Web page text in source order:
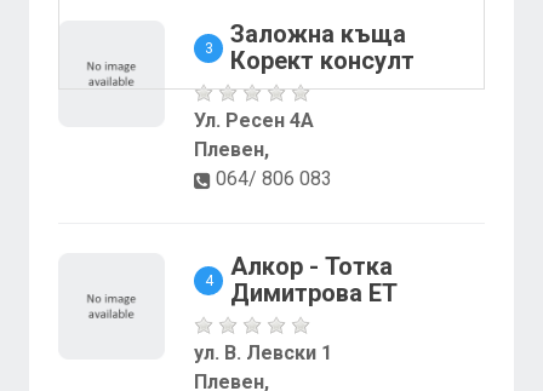
3
Заложна къща
Корект консулт
Ул. Ресен 4А
Плевен,
064/ 806 083
4
Алкор - Тотка
Димитрова ЕТ
ул. В. Левски 1
Плевен,